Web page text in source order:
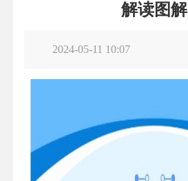
解读图解
2024-05-11 10:07